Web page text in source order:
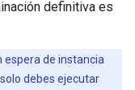
definitiva es
espera de instancia
debes ejecutar